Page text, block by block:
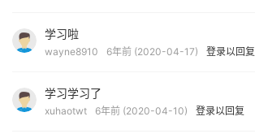
学习啦
wayne8910 6年前 (2020-04-17) 登录以回复
学习学习了
xuhaotwt 6年前 (2020-04-10) 登录以回复